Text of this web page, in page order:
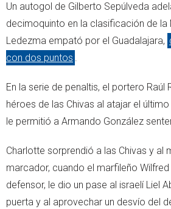
Un autogol de Gilberto Sepúlveda
decimoquinto en la clasificación de la
Ledezma empató por el Guadalajara,
con dos puntos .
En la serie de penaltis, el portero Raúl
héroes de las Chivas al atajar el
le permitió a Armando González
Charlotte sorprendió a las Chivas y al
marcador, cuando el marfileño Wilfred
defensor, le dio un pase al israelí Liel
puerta y al aprovechar un desvío del